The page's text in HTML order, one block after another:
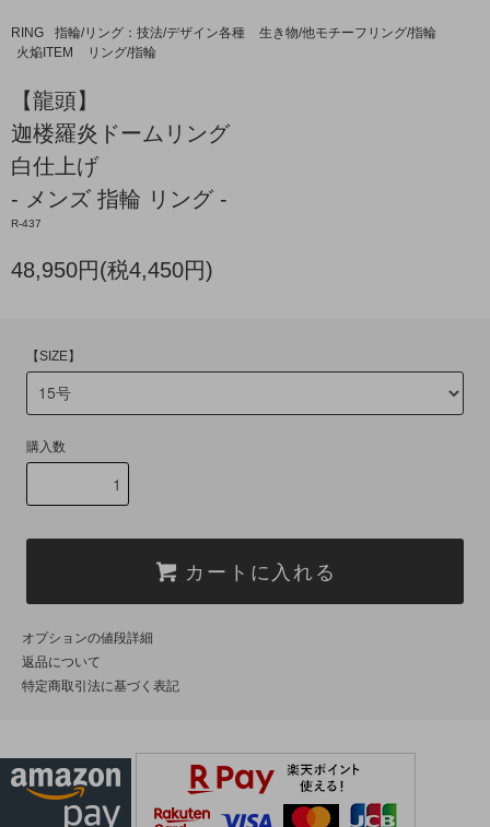
RING 指輪/リング：技法/デザイン各種
生き物/他モチーフリング/指輪
火焔ITEM
リング/指輪
【龍頭】
迦楼羅炎ドームリング
白仕上げ
- メンズ 指輪 リング -
R-437
48,950円(税4,450円)
【SIZE】
購入数
カートに入れる
オプションの値段詳細
返品について
特定商取引法に基づく表記